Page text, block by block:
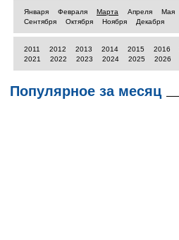
Января Февраля Марта Апреля Мая
Сентября
Октября Ноября Декабря
2011 2012 2013 2014 2015 2016
2021
2022 2023 2024 2025 2026
Популярное за месяц